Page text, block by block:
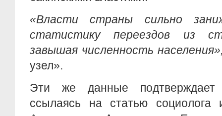
«Власти страны сильно
статистику переездов из
завышая численность
узел».
Эти же данные
ссылаясь на статью социолога